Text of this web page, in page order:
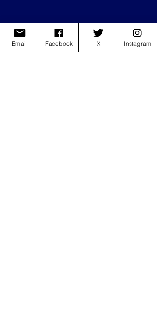
REDAZIONE
sanremo2022 Amadeus
mahmood
Email Facebook X Instagram